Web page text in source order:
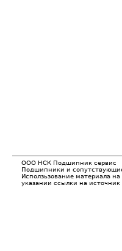
ООО НСК Подшипник сервис
Подшипники и
Исползьзование материала
указании ссылки на источник